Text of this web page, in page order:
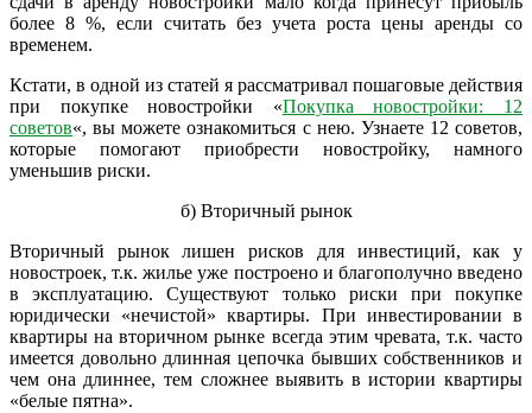
более 8 %, если считать без учета роста цены аренды со
временем.
Кстати, в одной из статей я рассматривал пошаговые действия
при покупке новостройки «Покупка новостройки: 12
советов«, вы можете ознакомиться с нею. Узнаете 12 советов,
которые помогают приобрести новостройку, намного
уменьшив риски.
б) Вторичный рынок
Вторичный рынок лишен рисков для инвестиций, как у
новостроек, т.к. жилье уже построено и благополучно введено
в эксплуатацию. Существуют только риски при покупке
юридически «нечистой» квартиры. При инвестировании в
квартиры на вторичном рынке всегда этим чревата, т.к. часто
имеется довольно длинная цепочка бывших собственников и
чем она длиннее, тем сложнее выявить в истории квартиры
«белые пятна».